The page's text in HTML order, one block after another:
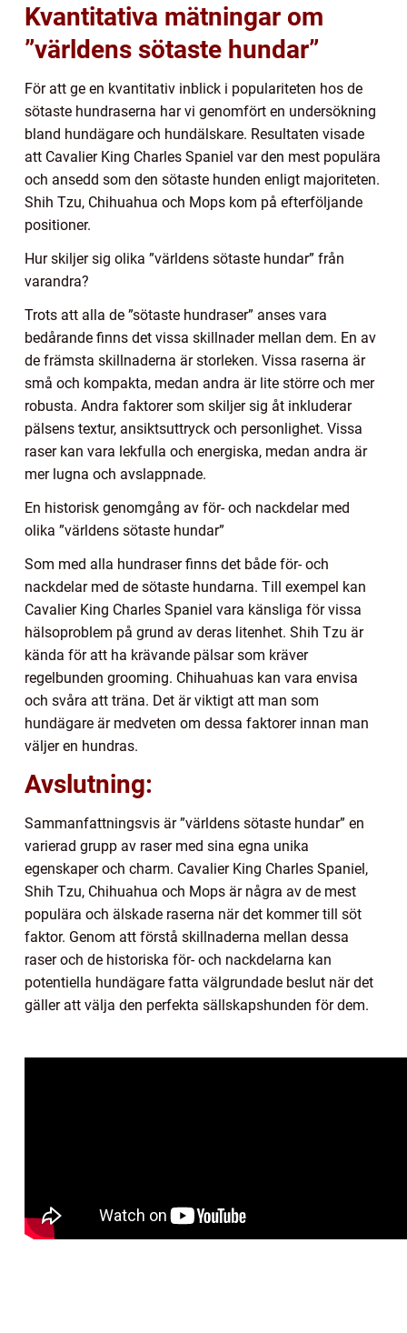
Kvantitativa mätningar om
”världens sötaste hundar”
För att ge en kvantitativ inblick i populariteten hos de
sötaste hundraserna har vi genomfört en undersökning
bland hundägare och hundälskare. Resultaten visade
att Cavalier King Charles Spaniel var den mest populära
och ansedd som den sötaste hunden enligt majoriteten.
Shih Tzu, Chihuahua och Mops kom på efterföljande
positioner.
Hur skiljer sig olika ”världens sötaste hundar” från
varandra?
Trots att alla de ”sötaste hundraser” anses vara
bedårande finns det vissa skillnader mellan dem. En av
de främsta skillnaderna är storleken. Vissa raserna är
små och kompakta, medan andra är lite större och mer
robusta. Andra faktorer som skiljer sig åt inkluderar
pälsens textur, ansiktsuttryck och personlighet. Vissa
raser kan vara lekfulla och energiska, medan andra är
mer lugna och avslappnade.
En historisk genomgång av för- och nackdelar med
olika ”världens sötaste hundar”
Som med alla hundraser finns det både för- och
nackdelar med de sötaste hundarna. Till exempel kan
Cavalier King Charles Spaniel vara känsliga för vissa
hälsoproblem på grund av deras litenhet. Shih Tzu är
kända för att ha krävande pälsar som kräver
regelbunden grooming. Chihuahuas kan vara envisa
och svåra att träna. Det är viktigt att man som
hundägare är medveten om dessa faktorer innan man
väljer en hundras.
Avslutning:
Sammanfattningsvis är ”världens sötaste hundar” en
varierad grupp av raser med sina egna unika
egenskaper och charm. Cavalier King Charles Spaniel,
Shih Tzu, Chihuahua och Mops är några av de mest
populära och älskade raserna när det kommer till söt
faktor. Genom att förstå skillnaderna mellan dessa
raser och de historiska för- och nackdelarna kan
potentiella hundägare fatta välgrundade beslut när det
gäller att välja den perfekta sällskapshunden för dem.